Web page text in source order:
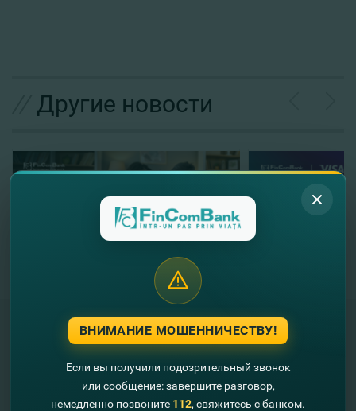
Другие новости
"FinComBank" S.A. является членом
Схемы гарантирования депозитов
Республики Молдова
ВНИМАНИЕ МОШЕННИЧЕСТВУ!
Если вы получили подозрительный звонок
или сообщение: завершите разговор,
немедленно позвоните 112, свяжитесь с банком.